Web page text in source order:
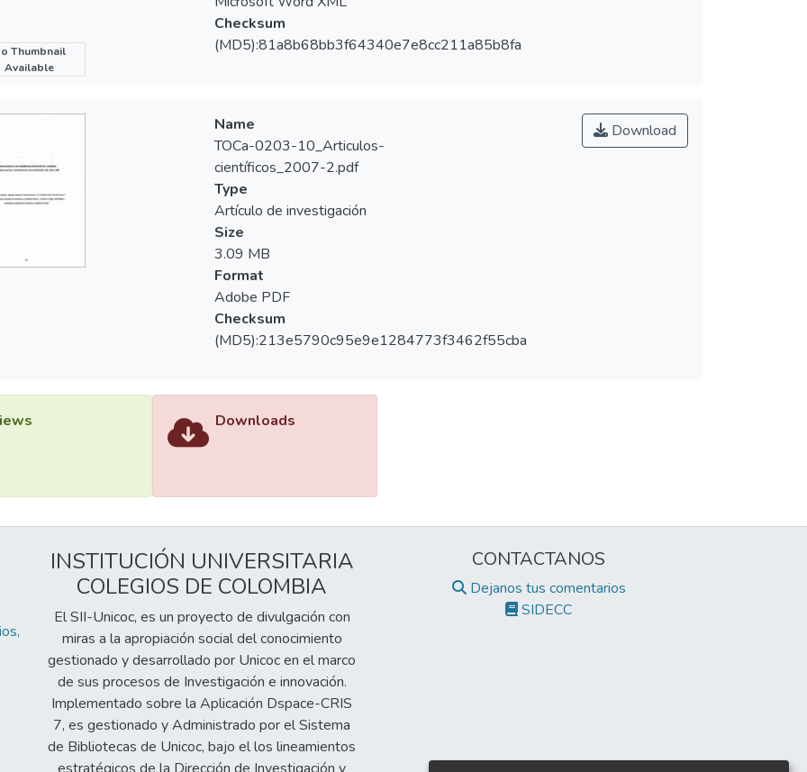
Thumbnail
Available
Checksum
(MD5):81a8b68bb3f64340e7e8cc211a85b8fa
Download
Name
TOCa-0203-10_Articulos-
científicos_2007-2.pdf
Type
Artículo de investigación
Size
3.09 MB
Format
Adobe PDF
Checksum
(MD5):213e5790c95e9e1284773f3462f55cba
Downloads
INSTITUCIÓN UNIVERSITARIA
COLEGIOS DE COLOMBIA
El SII-Unicoc, es un proyecto de divulgación con
miras a la apropiación social del conocimiento
gestionado y desarrollado por Unicoc en el marco
de sus procesos de Investigación e innovación.
Implementado sobre la Aplicación Dspace-CRIS
7, es gestionado y Administrado por el Sistema
de Bibliotecas de Unicoc, bajo el los lineamientos
CONTACTANOS
Dejanos tus comentarios
SIDECC